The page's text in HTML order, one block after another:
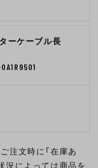
ーケーブル長
注文時に「在庫あ
況によっては商品を